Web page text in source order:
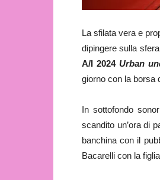
La sfilata vera e
dipingere sulla
A/I 2024Urban
giorno con la borsa
In sottofondo
scandito un’ora di
banchina con il
Bacarelli con la